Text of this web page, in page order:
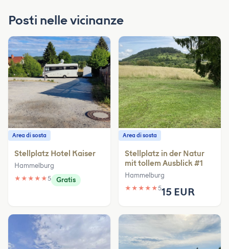
Posti nelle vicinanze
Area di sosta
Stellplatz Hotel Kaiser
Hammelburg
★ ★ ★ ★ ★5 Gratis
Area di sosta
Stellplatz in der Natur
mit tollem Ausblick #1
Hammelburg
★ ★ ★ ★ ★515 EUR